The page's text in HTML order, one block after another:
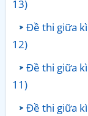
13)
Đề thi giữa
12)
Đề thi giữa
11)
Đề thi giữa